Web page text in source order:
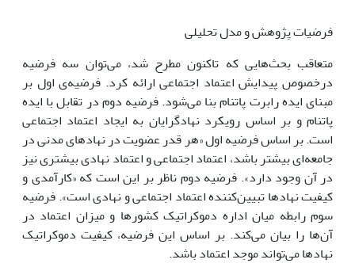
فرضیات پژوهش و مدل تحلیلی
متعاقب بحث‌هایی که تاکنون مطرح شد، می‌توان سه فرضیه
درخصوص پیدایش اعتماد اجتماعی ارائه کرد. فرضیه‌ی اول بر
مبنای ایده‌ رابرت پاتنام بنا می‌شود. فرضیه دوم در تقابل با ایده
پاتنام و بر اساس رویکرد نهادگرایان به ایجاد اعتماد اجتماعی
است. بر اساس فرضیه اول «هر قدر عضویت در نهادهای مدنی در
جامعه‌ای بیشتر باشد، اعتماد اجتماعی و اعتماد نهادی بیشتری نیز
در آن وجود دارد». فرضیه دوم ناظر بر این است که «کارآمدی و
کیفیت نهادها تبیین‌کننده اعتماد اجتماعی و نهادی است». فرضیه
سوم رابطه میان اداره دموکراتیک کشورها و میزان اعتماد در
آن‌ها را بیان می‌کند. بر اساس این فرضیه، کیفیت دموکراتیک
نهادها می‌تواند موجد اعتماد باشد.